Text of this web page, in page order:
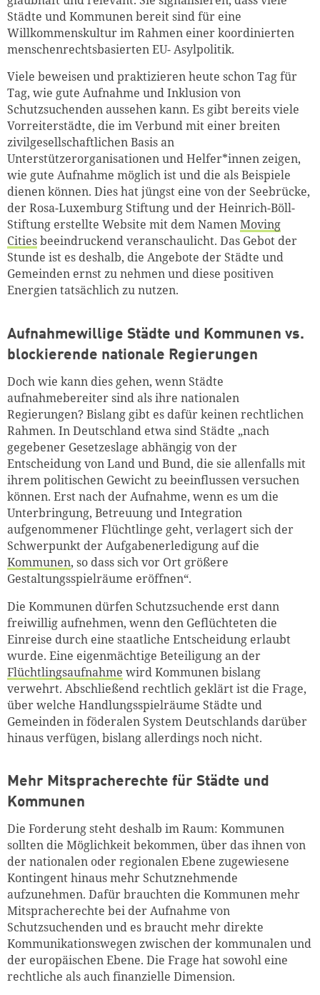
Städte und Kommunen bereit sind für eine
Willkommenskultur im Rahmen einer koordinierten
menschenrechtsbasierten EU- Asylpolitik.
Viele beweisen und praktizieren heute schon Tag für
Tag, wie gute Aufnahme und Inklusion von
Schutzsuchenden aussehen kann. Es gibt bereits viele
Vorreiterstädte, die im Verbund mit einer breiten
zivilgesellschaftlichen Basis an
Unterstützerorganisationen und Helfer*innen zeigen,
wie gute Aufnahme möglich ist und die als Beispiele
dienen können. Dies hat jüngst eine von der Seebrücke,
der Rosa-Luxemburg Stiftung und der Heinrich-Böll-
Stiftung erstellte Website mit dem NamenMoving
Citiesbeeindruckend veranschaulicht. Das Gebot der
Stunde ist es deshalb, die Angebote der Städte und
Gemeinden ernst zu nehmen und diese positiven
Energien tatsächlich zu nutzen.
Aufnahmewillige Städte und Kommunen vs.
blockierende nationale Regierungen
Doch wie kann dies gehen, wenn Städte
aufnahmebereiter sind als ihre nationalen
Regierungen? Bislang gibt es dafür keinen rechtlichen
Rahmen. In Deutschland etwa sind Städte „nach
gegebener Gesetzeslage abhängig von der
Entscheidung von Land und Bund, die sie allenfalls mit
ihrem politischen Gewicht zu beeinflussen versuchen
können. Erst nach der Aufnahme, wenn es um die
Unterbringung, Betreuung und Integration
aufgenommener Flüchtlinge geht, verlagert sich der
Schwerpunkt der Aufgabenerledigung auf die
Kommunen, so dass sich vor Ort größere
Gestaltungsspielräume eröffnen“.
Die Kommunen dürfen Schutzsuchende erst dann
freiwillig aufnehmen, wenn den Geflüchteten die
Einreise durch eine staatliche Entscheidung erlaubt
wurde. Eine eigenmächtige Beteiligung an der
Flüchtlingsaufnahme wird Kommunen bislang
verwehrt. Abschließend rechtlich geklärt ist die Frage,
über welche Handlungsspielräume Städte und
Gemeinden in föderalen System Deutschlands darüber
hinaus verfügen, bislang allerdings noch nicht.
Mehr Mitspracherechte für Städte und
Kommunen
Die Forderung steht deshalb im Raum: Kommunen
sollten die Möglichkeit bekommen, über das ihnen von
der nationalen oder regionalen Ebene zugewiesene
Kontingent hinaus mehr Schutznehmende
aufzunehmen. Dafür brauchten die Kommunen mehr
Mitspracherechte bei der Aufnahme von
Schutzsuchenden und es braucht mehr direkte
Kommunikationswegen zwischen der kommunalen und
der europäischen Ebene. Die Frage hat sowohl eine
rechtliche als auch finanzielle Dimension.
Zum Warenkorb
weiter lesen Zum Warenkorb